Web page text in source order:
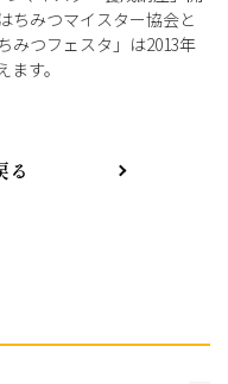
ちみつマイスター協会と
みつフェスタ」は2013年
す。
る